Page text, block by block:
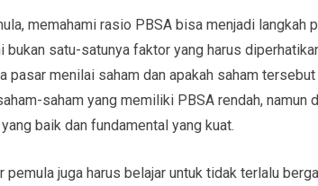
memahami rasio PBSA bisa menjadi langkah
bukan satu-satunya faktor yang harus
pasar menilai saham dan apakah saham
saham yang memiliki PBSA rendah, namun
baik dan fundamental yang kuat.
pemula juga harus belajar untuk tidak terlalu